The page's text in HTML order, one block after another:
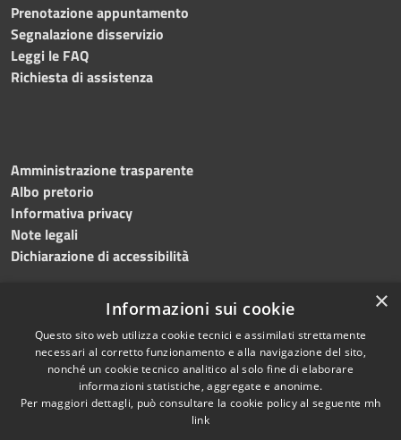
Prenotazione appuntamento
Segnalazione disservizio
Leggi le FAQ
Richiesta di assistenza
Amministrazione trasparente
Albo pretorio
Informativa privacy
Note legali
Dichiarazione di accessibilità
Accessibilità
Copyright © 2026 • Comune di
Salemi • Powered by
×
Informazioni sui cookie
Questo sito web utilizza cookie tecnici e assimilati strettamente
necessari al corretto funzionamento e alla navigazione del sito,
nonché un cookie tecnico analitico al solo fine di elaborare
informazioni statistiche, aggregate e anonime.
Per maggiori dettagli, può consultare la cookie policy al seguente mh
link